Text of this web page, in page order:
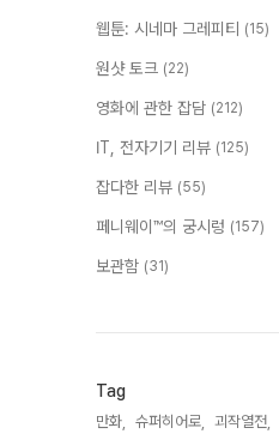
웹툰: 시네마 그레피티 (15)
원샷 토크 (22)
영화에 관한 잡담 (212)
IT, 전자기기 리뷰 (125)
잡다한 리뷰 (55)
페니웨이™의 궁시렁 (157)
보관함 (31)
Tag
만화, 슈퍼히어로, 괴작열전,